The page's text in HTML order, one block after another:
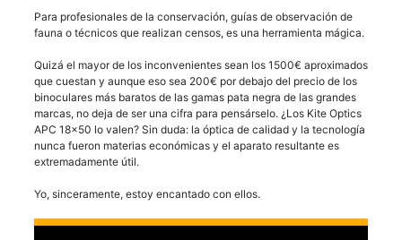
Para profesionales de la conservación, guías de observación de
fauna o técnicos que realizan censos, es una herramienta mágica.
Quizá el mayor de los inconvenientes sean los 1500€ aproximados
que cuestan y aunque eso sea 200€ por debajo del precio de los
binoculares más baratos de las gamas pata negra de las grandes
marcas, no deja de ser una cifra para pensárselo. ¿Los Kite Optics
APC 18×50 lo valen? Sin duda: la óptica de calidad y la tecnología
nunca fueron materias económicas y el aparato resultante es
extremadamente útil.
Yo, sinceramente, estoy encantado con ellos.